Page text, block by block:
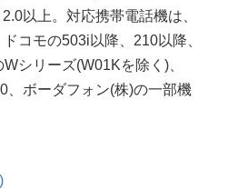
以上。対応携帯電話機は、
コモの503i以降、210以降、
シリーズ(W01Kを除く)、
、ボーダフォン(株)の一部機